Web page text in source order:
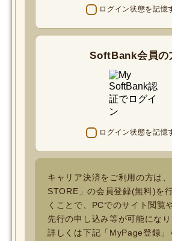
ログイン状態を記憶
SoftBank会員の
ログイン状態を記憶
キャリア決済をご利用の方は
STORE」の会員登録(無料)を
くことで、PCでのサイト閲覧
先行の申し込み等が可能になり
詳しくは下記「MyPage登録」